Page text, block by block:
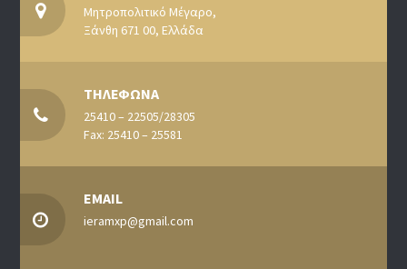
Μητροπολιτικό Μέγαρο,
Ξάνθη 671 00, Ελλάδα
ΤΗΛΕΦΩΝΑ
25410 – 22505/28305
Fax: 25410 – 25581
EMAIL
ieramxp@gmail.com